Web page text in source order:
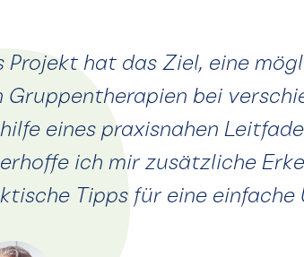
Projekt hat das Ziel, eine
Gruppentherapien bei
eines praxisnahen
ich mir zusätzliche
Tipps für eine einfache